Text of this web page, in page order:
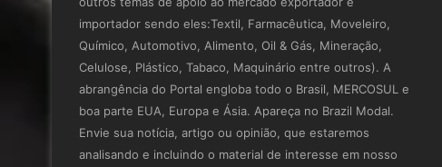
importador sendo eles:Textil, Farmacêutica, Moveleiro,
Químico, Automotivo, Alimento, Oil & Gás, Mineração,
Celulose, Plástico, Tabaco, Maquinário entre outros). A
abrangência do Portal engloba todo o Brasil, MERCOSUL e
boa parte EUA, Europa e Ásia. Apareça no Brazil Modal.
Envie sua notícia, artigo ou opinião, que estaremos
analisando e incluindo o material de interesse em nosso